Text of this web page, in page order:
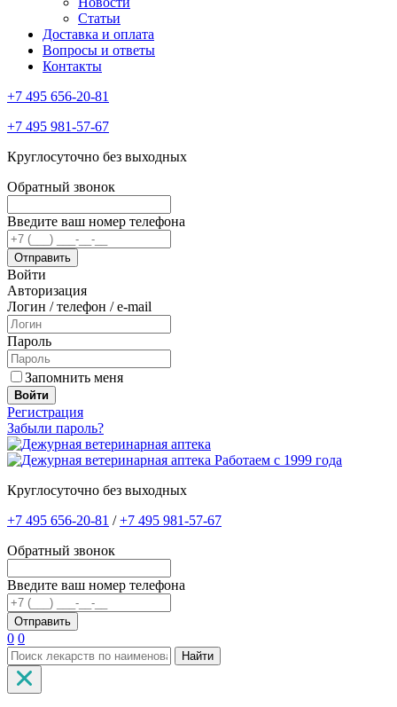
Статьи
Доставка и оплата
Вопросы и ответы
Контакты
+7 495 656-20-81
+7 495 981-57-67
Круглосуточно без выходных
Обратный звонок
Введите ваш номер телефона
Войти
Авторизация
Логин / телефон / e-mail
Пароль
Запомнить меня
Войти
Регистрация
Забыли пароль?
Работаем с 1999 года
Круглосуточно без выходных
+7 495 656-20-81 /+7 495 981-57-67
Обратный звонок
Введите ваш номер телефона
0 0
Найти